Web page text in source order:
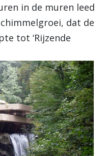
in de muren leed
dat de
tot ‘Rijzende